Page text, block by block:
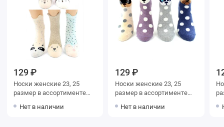
129 ₽
Носки женские 23, 25
размер в ассортименте
Нет в наличии
129 ₽
Носки женские 23, 25
размер в ассортименте
Нет в наличии
Носки